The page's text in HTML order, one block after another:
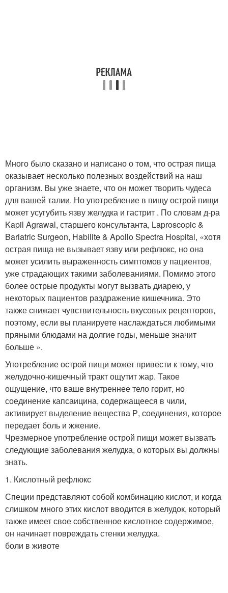
Много было сказано и написано о том, что острая пища
оказывает несколько полезных воздействий на наш
организм. Вы уже знаете, что он может творить чудеса
для вашей талии. Но употребление в пищу острой пищи
может усугубить язву желудка и гастрит . По словам д-ра
Kapil Agrawal, старшего консультанта, Laproscopic &
Bariatric Surgeon, Habilite & Apollo Spectra Hospital, «хотя
острая пища не вызывает язву или рефлюкс, но она
может усилить выраженность симптомов у пациентов,
уже страдающих такими заболеваниями. Помимо этого
более острые продукты могут вызвать диарею, у
некоторых пациентов раздражение кишечника. Это
также снижает чувствительность вкусовых рецепторов,
поэтому, если вы планируете наслаждаться любимыми
пряными блюдами на долгие годы, меньше значит
больше ».
Употребление острой пищи может привести к тому, что
желудочно-кишечный тракт ощутит жар. Такое
ощущение, что ваше внутреннее тело горит, но
соединение капсаицина, содержащееся в чили,
активирует выделение вещества Р, соединения, которое
передает боль и жжение.
Чрезмерное употребление острой пищи может вызвать
следующие заболевания желудка, о которых вы должны
знать.
1. Кислотный рефлюкс
Специи представляют собой комбинацию кислот, и когда
слишком много этих кислот вводится в желудок, который
также имеет свое собственное кислотное содержимое,
он начинает повреждать стенки желудка.
боли в животе